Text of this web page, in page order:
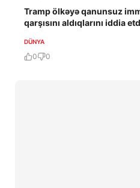
Tramp ölkəyə qanunsuz
qarşısını aldıqlarını iddia
DÜNYA
0 0